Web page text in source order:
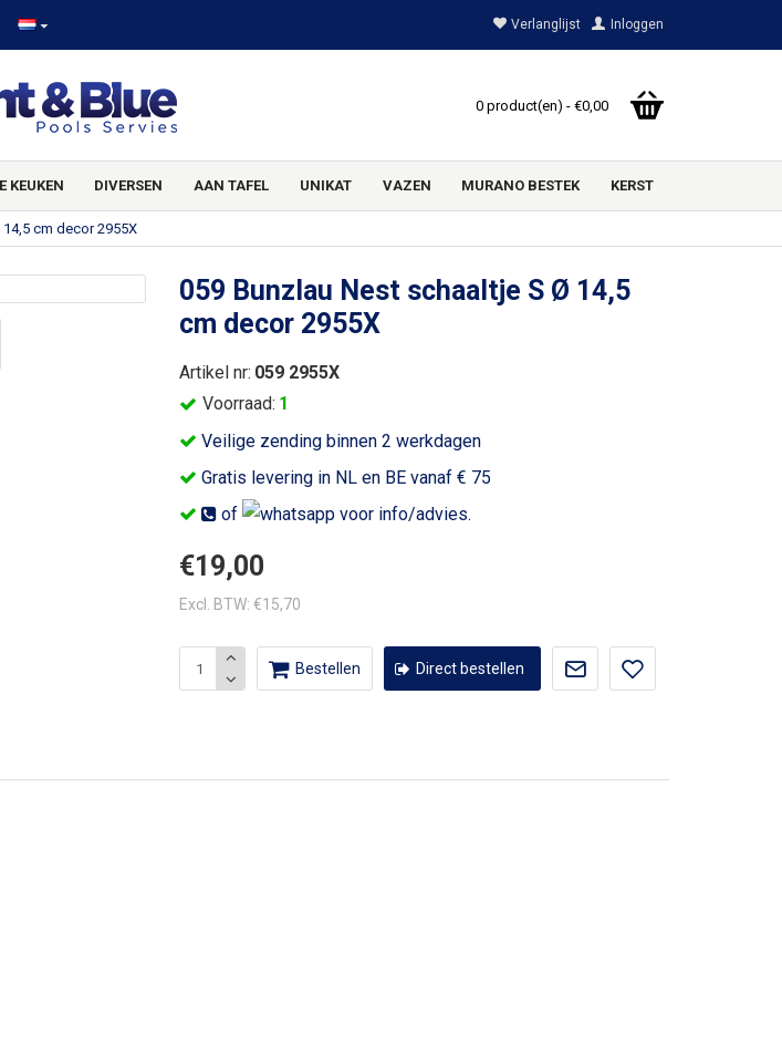
Verlanglijst Inloggen
0 product(en) - €0,00
KEUKEN DIVERSEN AAN TAFEL UNIKAT VAZEN MURANO BESTEK KERST
cm decor 2955X
059 Bunzlau Nest schaaltje S Ø 14,5
cm decor 2955X
Veilige zending binnen 2 werkdagen
Gratis levering in NL en BE vanaf € 75
of
voor info/advies.
Voorraad: 1
Artikel nr: 059 2955X
€19,00
Excl. BTW: €15,70
Bestellen Direct bestellen